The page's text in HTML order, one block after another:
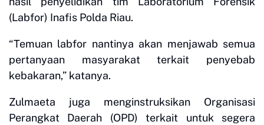
(Labfor) Inafis Polda Riau.
“Temuan labfor nantinya akan menjawab semua
pertanyaan masyarakat terkait penyebab
kebakaran,” katanya.
Zulmaeta juga menginstruksikan Organisasi
Perangkat Daerah (OPD) terkait untuk segera